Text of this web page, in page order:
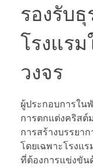
รองรับ
โรงแร
วงจร
ผู้ประกอบการใน
การตกแต่งคริสต์
การสร้างบรรยา
โดยเฉพาะโรงแ
ที่ต้องการแข่งขัน